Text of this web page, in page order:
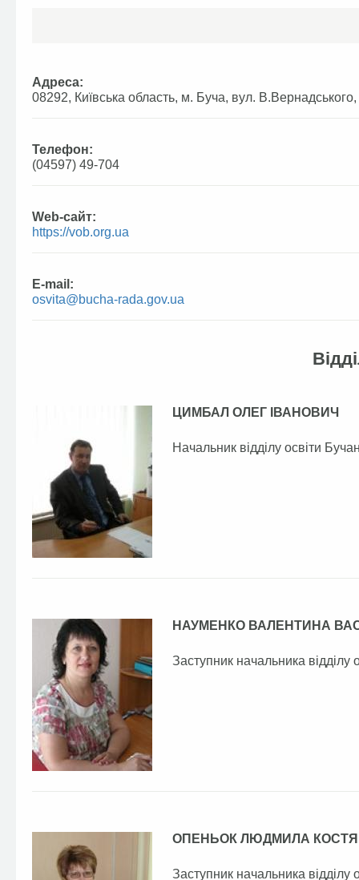
Адреса:
08292, Київська область, м. Буча, вул.
Телефон:
(04597) 49-704
Web-сайт:
https://vob.org.ua
E-mail:
osvita@bucha-rada.gov.ua
ЦИМБАЛ ОЛЕГ ІВАНОВИЧ
Начальник відділу освіти
НАУМЕНКО ВАЛЕНТИНА
Заступник начальника відділу
ОПЕНЬОК ЛЮДМИЛА
Заступник начальника відділу